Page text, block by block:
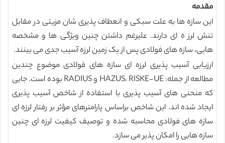
مقدمه
این سازه ها به علت سبکی و انعطاف پذیری شان مزیتی در مقابل
تنش لرز ه ای دارند. علیرغم داشتن چنین ویژگی ها و مشخصه
هایی، سازه های فولادی پس از یک زمین لرزه آسیب جدی می بینند.
ارزیابی آسیب پذیری لرزه ای سازه های فولادی موضوع چندین
مطالعه از جمله: HAZUS، RISKE-UE و RADIUS بوده است. جایی
که منحنی های آسیب پذیری با استفاده از شاخص آسیب پذیری
ایجاد شده اند. این شاخص براساس پارامترهای مؤثر بر رفتار لرزه ای
سازه های فولادی محاسبه شده و توصیف کیفیت لرزه ای چنین
سازه هایی را امکان پذیر می سازد.